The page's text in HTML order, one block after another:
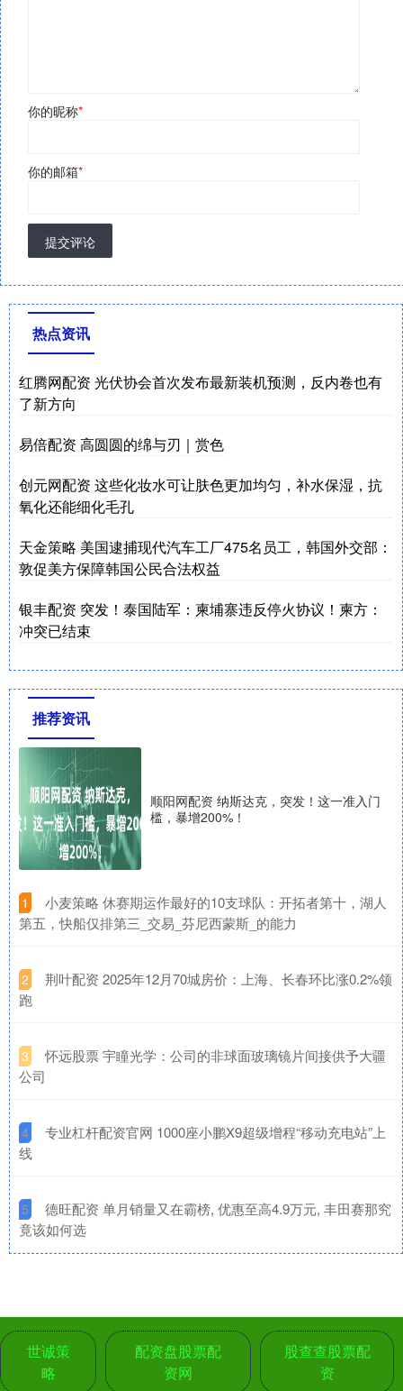
你的昵称*
你的邮箱*
提交评论
热点资讯
红腾网配资 光伏协会首次发布最新装机预测，反内卷也有
了新方向
易倍配资 高圆圆的绵与刃｜赏色
创元网配资 这些化妆水可让肤色更加均匀，补水保湿，抗
氧化还能细化毛孔
天金策略 美国逮捕现代汽车工厂475名员工，韩国外交部：
敦促美方保障韩国公民合法权益
银丰配资 突发！泰国陆军：柬埔寨违反停火协议！柬方：
冲突已结束
推荐资讯
顺阳网配资 纳斯达克，突发！这一准入门
槛，暴增200%！
1
​小麦策略 休赛期运作最好的10支球队：开拓者第十，湖人
第五，快船仅排第三_交易_芬尼西蒙斯_的能力
2
​荆叶配资 2025年12月70城房价：上海、长春环比涨0.2%领
跑
3
​怀远股票 宇瞳光学：公司的非球面玻璃镜片间接供予大疆
公司
4
​专业杠杆配资官网 1000座小鹏X9超级增程“移动充电站”上
线
5
​德旺配资 单月销量又在霸榜, 优惠至高4.9万元, 丰田赛那究
竟该如何选
世诚策
略
配资盘股票配
资网
股查查股票配
资